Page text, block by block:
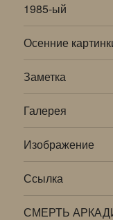
1985-ый
Осенние
Заметка
Галерея
Изображение
Ссылка
СМЕРТЬ